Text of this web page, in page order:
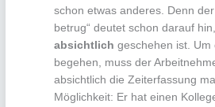
schon etwas anderes. Denn
betrug“ deutet schon darauf
absichtlich geschehen ist. Um
begehen, muss der
absichtlich die Zeiterfassung
Möglichkeit: Er hat einen